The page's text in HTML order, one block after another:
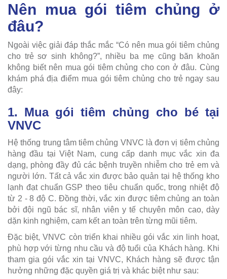
Nên mua gói tiêm chủng ở
đâu?
Ngoài việc giải đáp thắc mắc “Có nên mua gói tiêm chủng
cho trẻ sơ sinh không?”, nhiều ba mẹ cũng băn khoăn
không biết nên mua gói tiêm chủng cho con ở đâu. Cùng
khám phá địa điểm mua gói tiêm chủng cho trẻ ngay sau
đây:
1. Mua gói tiêm chủng cho bé tại
VNVC
Hệ thống trung tâm tiêm chủng VNVC là đơn vị tiêm chủng
hàng đầu tại Việt Nam, cung cấp danh mục vắc xin đa
dạng, phòng đầy đủ các bệnh truyền nhiễm cho trẻ em và
người lớn. Tất cả vắc xin được bảo quản tại hệ thống kho
lạnh đạt chuẩn GSP theo tiêu chuẩn quốc, trong nhiệt độ
từ 2 - 8 độ C. Đồng thời, vắc xin được tiêm chủng an toàn
bởi đội ngũ bác sĩ, nhân viên y tế chuyên môn cao, dày
dặn kinh nghiệm, cam kết an toàn trên từng mũi tiêm.
Đặc biệt, VNVC còn triển khai nhiều gói vắc xin linh hoạt,
phù hợp với từng nhu cầu và độ tuổi của Khách hàng. Khi
tham gia gói vắc xin tại VNVC, Khách hàng sẽ được tận
hưởng những đặc quyền giá trị và khác biệt như sau: